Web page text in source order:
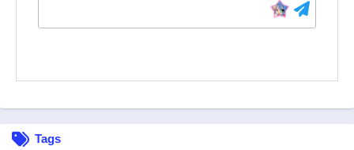
第13話
2年前Tags